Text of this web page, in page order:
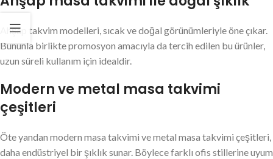
Ahşap takvim modelleri, sıcak ve doğal görünümleriyle öne çıkar.
Bununla birlikte promosyon amacıyla da tercih edilen bu ürünler,
uzun süreli kullanım için idealdir.
Modern ve metal masa takvimi
çeşitleri
Öte yandan modern masa takvimi ve metal masa takvimi çeşitleri,
daha endüstriyel bir şıklık sunar. Böylece farklı ofis stillerine uyum